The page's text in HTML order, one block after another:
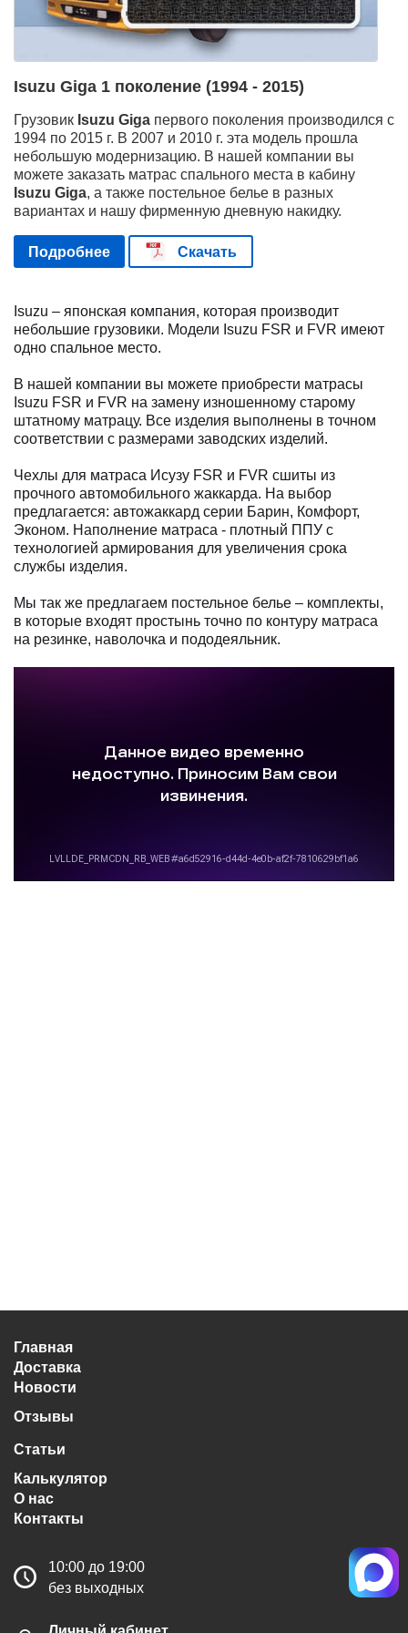
Isuzu Giga 1 поколение (1994 - 2015)
Грузовик Isuzu Giga первого поколения производился с
1994 по 2015 г. В 2007 и 2010 г. эта модель прошла
небольшую модернизацию. В нашей компании вы
можете заказать матрас спального места в кабину
Isuzu Giga, а также постельное белье в разных
вариантах и нашу фирменную дневную накидку.
Подробнее Скачать
Isuzu – японская компания, которая производит
небольшие грузовики. Модели Isuzu FSR и FVR имеют
одно спальное место.
В нашей компании вы можете приобрести матрасы
Isuzu FSR и FVR на замену изношенному старому
штатному матрацу. Все изделия выполнены в точном
соответствии с размерами заводских изделий.
Чехлы для матраса Исузу FSR и FVR сшиты из
прочного автомобильного жаккарда. На выбор
предлагается: автожаккард серии Барин, Комфорт,
Эконом. Наполнение матраса - плотный ППУ с
технологией армирования для увеличения срока
службы изделия.
Мы так же предлагаем постельное белье – комплекты,
в которые входят простынь точно по контуру матраса
на резинке, наволочка и пододеяльник.
Главная
Доставка
Новости
Отзывы
Статьи
Калькулятор
О нас
Контакты
10:00 до 19:00
без выходных